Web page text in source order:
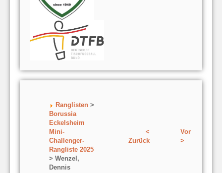
Ranglisten >
Borussia
Eckelsheim
Mini-
Challenger-
Rangliste 2025
> Wenzel,
Dennis
<
Zurück
Vor
>